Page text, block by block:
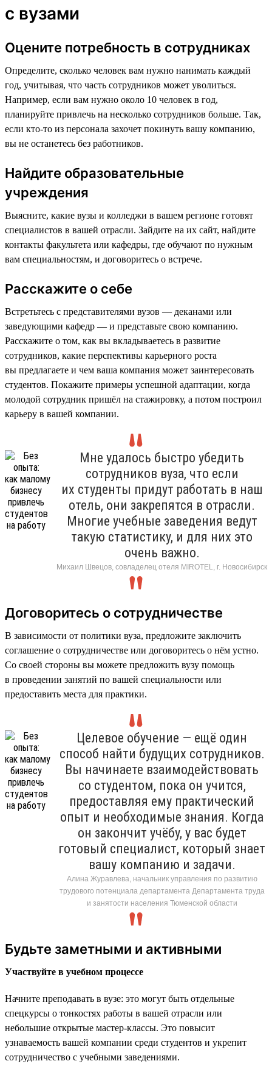
с вузами
Оцените потребность в сотрудниках
Определите, сколько человек вам нужно нанимать каждый
год, учитывая, что часть сотрудников может уволиться.
Например, если вам нужно около 10 человек в год,
планируйте привлечь на несколько сотрудников больше. Так,
если кто-то из персонала захочет покинуть вашу компанию,
вы не останетесь без работников.
Найдите образовательные
учреждения
Выясните, какие вузы и колледжи в вашем регионе готовят
специалистов в вашей отрасли. Зайдите на их сайт, найдите
контакты факультета или кафедры, где обучают по нужным
вам специальностям, и договоритесь о встрече.
Расскажите о себе
Встретьтесь с представителями вузов — деканами или
заведующими кафедр — и представьте свою компанию.
Расскажите о том, как вы вкладываетесь в развитие
сотрудников, какие перспективы карьерного роста
вы предлагаете и чем ваша компания может заинтересовать
студентов. Покажите примеры успешной адаптации, когда
молодой сотрудник пришёл на стажировку, а потом построил
карьеру в вашей компании.
Мне удалось быстро убедить
сотрудников вуза, что если
их студенты придут работать в наш
отель, они закрепятся в отрасли.
Многие учебные заведения ведут
такую статистику, и для них это
очень важно.
Михаил Швецов, совладелец отеля MIROTEL, г. Новосибирск
Договоритесь о сотрудничестве
В зависимости от политики вуза, предложите заключить
соглашение о сотрудничестве или договоритесь о нём устно.
Со своей стороны вы можете предложить вузу помощь
в проведении занятий по вашей специальности или
предоставить места для практики.
Целевое обучение — ещё один
способ найти будущих сотрудников.
Вы начинаете взаимодействовать
со студентом, пока он учится,
предоставляя ему практический
опыт и необходимые знания. Когда
он закончит учёбу, у вас будет
готовый специалист, который знает
вашу компанию и задачи.
Алина Журавлева, начальник управления по развитию
трудового потенциала департамента Департамента труда
и занятости населения Тюменской области
Будьте заметными и активными
Участвуйте в учебном процессе
Начните преподавать в вузе: это могут быть отдельные
спецкурсы о тонкостях работы в вашей отрасли или
небольшие открытые мастер-классы. Это повысит
узнаваемость вашей компании среди студентов и укрепит
сотрудничество с учебными заведениями.